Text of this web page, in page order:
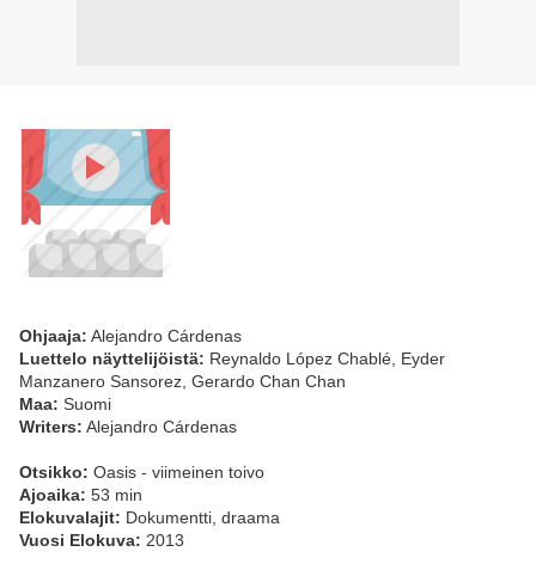
Ohjaaja: Alejandro Cárdenas
Luettelo näyttelijöistä: Reynaldo López Chablé, Eyder
Manzanero Sansorez, Gerardo Chan Chan
Maa: Suomi
Writers: Alejandro Cárdenas
Otsikko: Oasis - viimeinen toivo
Ajoaika: 53 min
Elokuvalajit: Dokumentti, draama
Vuosi Elokuva: 2013